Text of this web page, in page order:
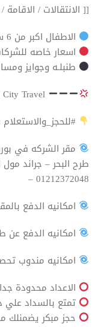
[[ الانتقالات / الاقامة
الاطفال اكبر من 6 سنوات ب 60% من الفرد
اسعار خاصه
طنبلـه وجوايز
Nile City Travel
مقر الشركه في
طرح البحر – جراند مول
01212372048 –
امكانيه الدفع
امكانيه الدفع
امكانيه مندوب
الاعداد محدودة
تمتع بالسداد
حجز مبكر يضمنلك